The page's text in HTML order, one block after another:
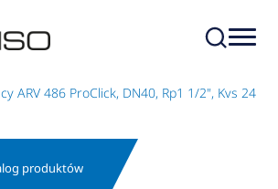
ARV 486 ProClick, DN40, Rp1 1/2", Kvs 24
produktów